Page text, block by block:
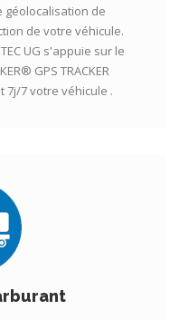
géolocalisation de
de votre véhicule.
UG s'appuie sur le
GPS TRACKER
7j/7 votre véhicule .